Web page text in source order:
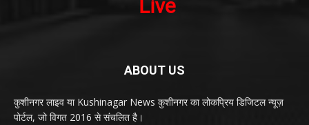
ABOUT US
कुशीनगर लाइव या Kushinagar News कुशीनगर का लोकप्रिय डिजिटल न्यूज़
पोर्टल, जो विगत 2016 से संचलित है।